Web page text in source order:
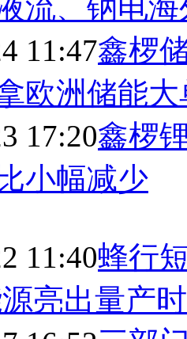
流、钠电
11:47鑫椤
欧洲储能大
17:20鑫椤
小幅减少
11:40蜂行
亮出量产